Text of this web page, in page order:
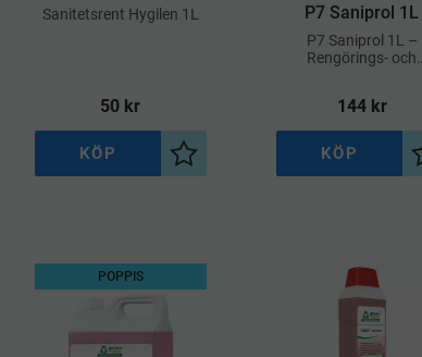
i önskelista
​Sanitetsrent Hygilen 1L
50 kr
Lägg till i önskelista
KÖP
P7 Saniprol 1L
P7 Saniprol 1L –
Rengörings- och
sanitetsutrymmen
144kr
KÖP
POPPIS